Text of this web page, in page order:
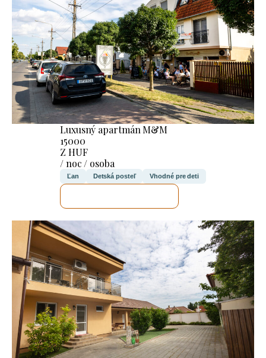
Luxusný apartmán M&M
15000
Z HUF
/ noc / osoba
Ľan Detská posteľ Vhodné pre deti